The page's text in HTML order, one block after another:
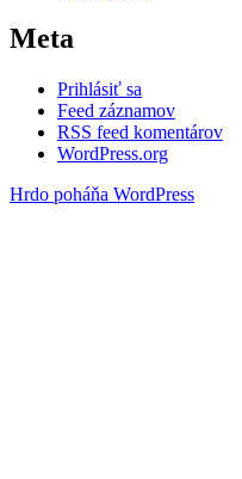
Meta
Prihlásiť sa
Feed záznamov
RSS feed komentárov
WordPress.org
Hrdo poháňa WordPress